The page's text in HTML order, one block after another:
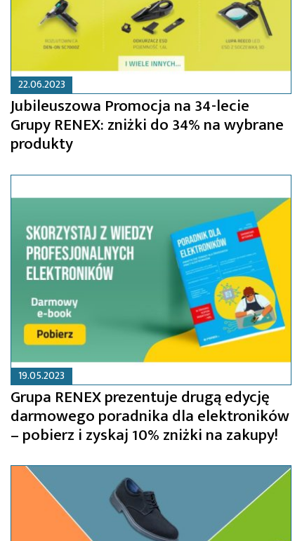
22.06.2023
Jubileuszowa Promocja na 34-lecie
Grupy RENEX: zniżki do 34% na wybrane
produkty
19.05.2023
Grupa RENEX prezentuje drugą edycję
darmowego poradnika dla elektroników
– pobierz i zyskaj 10% zniżki na zakupy!